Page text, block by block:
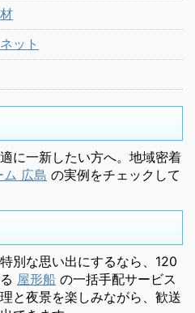
ット
に一新したい方へ。地域密着
ム 広島 の実例をチェックして
別な思い出にするなら、120
屋形船 の一括手配サービス
と夜景を楽しみながら、歓送